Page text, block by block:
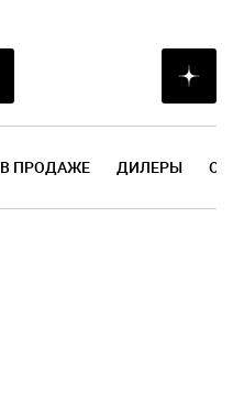
В ПРОДАЖЕ ДИЛЕРЫ